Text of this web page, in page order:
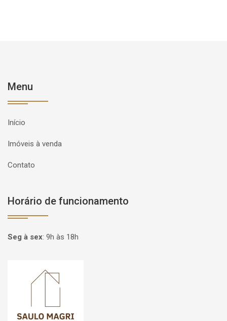
Menu
Início
Imóveis à venda
Contato
Horário de funcionamento
Seg à sex: 9h às 18h
Página inicial